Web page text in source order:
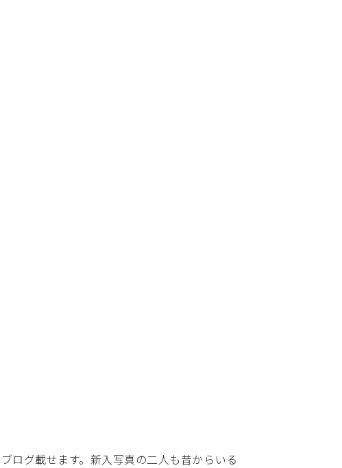
ログ載せます。新入写真の二人も昔からいる